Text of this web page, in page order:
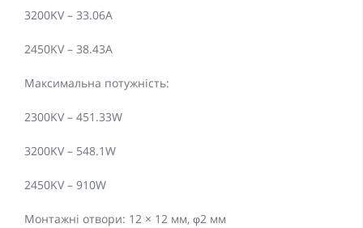
3200KV – 33.06A
2450KV – 38.43A
Максимальна потужність:
2300KV – 451.33W
3200KV – 548.1W
2450KV – 910W
Монтажні отвори: 12 × 12 мм, φ2 мм